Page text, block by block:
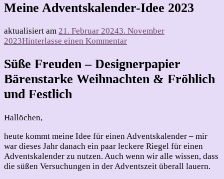
Meine Adventskalender-Idee 2023
aktualisiert am 21. Februar 20243. November
2023Hinterlasse einen Kommentarzu
Adventskalender-
Idee
2023
Süße Freuden – Designerpapier
Bärenstarke Weihnachten & Fröhlich
und Festlich
Hallöchen,
heute kommt meine Idee für einen Adventskalender – mir
war dieses Jahr danach ein paar leckere Riegel für einen
Adventskalender zu nutzen. Auch wenn wir alle wissen, dass
die süßen Versuchungen in der Adventszeit überall lauern.